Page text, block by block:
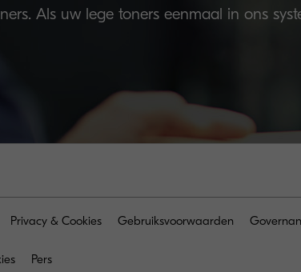
Als uw lege toners eenmaal in ons
Privacy & Cookies Gebruiksvoorwaarden
Pers